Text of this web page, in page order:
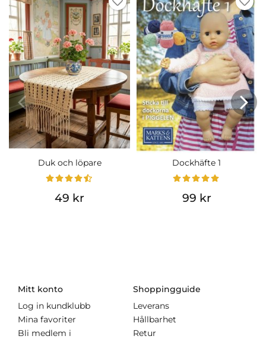
Duk och löpare
49 kr
Dockhäfte 1
99 kr
Mitt konto
Log in kundklubb
Mina favoriter
Bli medlem i
Shoppingguide
Leverans
Hållbarhet
Retur